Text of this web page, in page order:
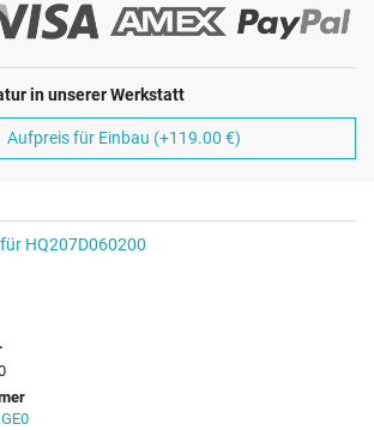
in unserer Werkstatt
Aufpreis für Einbau (+119.00 €)
HQ207D060200